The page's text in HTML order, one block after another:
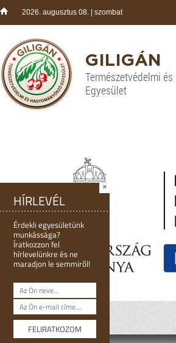
2026. augusztus 08. | szombat
GILIGÁN
Természetvédelmi
Egyesület
HÍRLEVÉL
Érdekli egyesületünk
munkássága?
Íratkozzon fel
hírlevelünkre és ne
maradjon le semmiről!
×